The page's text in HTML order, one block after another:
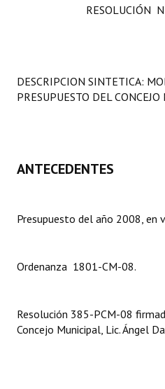
Comisiones Especiales
LEGISLACIÓN
Constitución Provincial
Reglamento Interno
DOCUMENTOS
RESOLUCIÓN
DESCRIPCION SINTETICA:
PRESUPUESTO DEL
ANTECEDENTES
Presupuesto del año 2008, en
Ordenanza 1801-CM-08.
Resolución 385-PCM-08
Concejo Municipal, Lic. Ángel